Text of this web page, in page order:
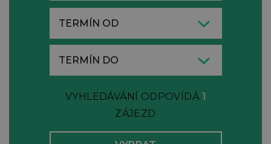
VYHLEDÁVÁNÍ ODPOVÍDÁ 1
ZÁJEZD